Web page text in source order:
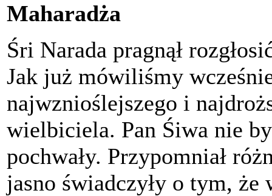
Maharadża
Śri Narada pragnął
Jak już mówiliśmy
najwznioślejszego i
wielbiciela. Pan Śiwa nie
pochwały. Przypomniał
jasno świadczyły o tym, że